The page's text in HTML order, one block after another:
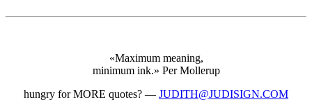
«Maximum meaning,
minimum ink.» Per Mollerup
hungry for MORE quotes? — JUDITH@JUDISIGN.COM